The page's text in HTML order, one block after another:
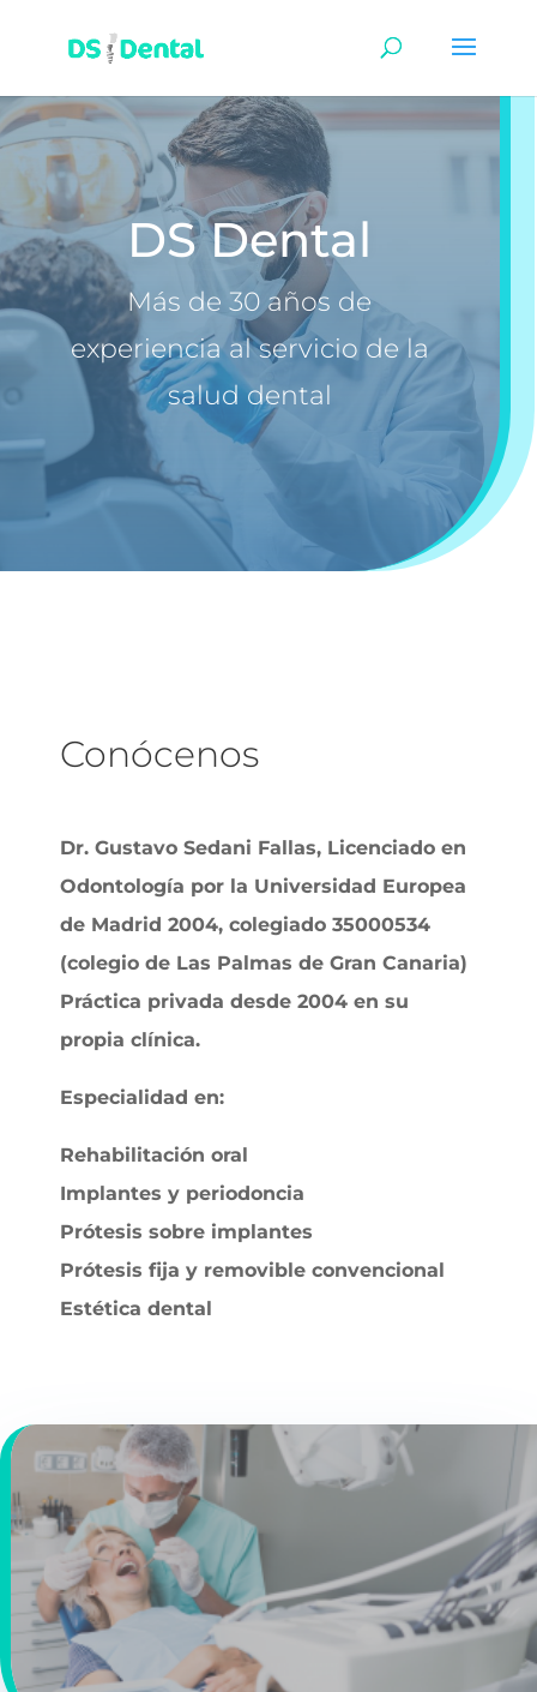
DS Dental
Más de 30 años de
experiencia al servicio de la
salud dental
Conócenos
Dr. Gustavo Sedani Fallas, Licenciado en
Odontología por la Universidad Europea
de Madrid 2004, colegiado 35000534
(colegio de Las Palmas de Gran Canaria)
Práctica privada desde 2004 en su
propia clínica.
Especialidad en:
Rehabilitación oral
Implantes y periodoncia
Prótesis sobre implantes
Prótesis fija y removible convencional
Estética dental